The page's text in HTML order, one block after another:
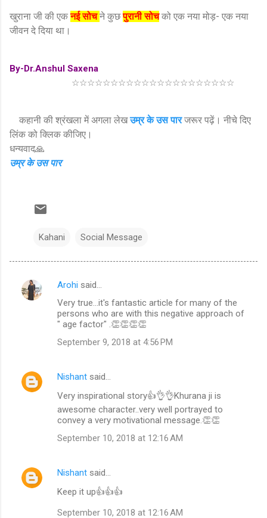
खुराना जी की एकनई सोच ने कुछपुरानी सोच को एक नया मोड़- एक नया
जीवन दे दिया था।
By-Dr.Anshul Saxena
☆☆☆☆☆☆☆☆☆☆☆☆☆☆☆☆☆☆☆☆☆
कहानी की श्रंखला में अगला लेखउम्र के उस पारजरूर पढ़ें। नीचे दिए
लिंक को क्लिक कीजिए।
धन्यवाद🙏
उम्र के उस पार
Kahani Social Message
C
n
t
Arohi said…
Very true...it's fantastic article for many of the
persons who are with this negative approach of
" age factor" .👏👏👏👏
September 9, 2018 at 4:56 PM
Nishant said…
Very inspirational story👍👌👌Khurana ji is
awesome character..very well portrayed to
convey a very motivational message.👏👏
September 10, 2018 at 12:16 AM
Nishant said…
Keep it up👍👍👍
September 10, 2018 at 12:16 AM